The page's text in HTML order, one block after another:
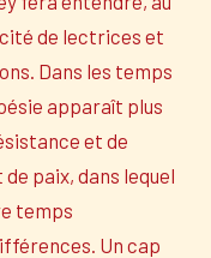
de lectrices et
Dans les temps
apparaît plus
et de
paix, dans lequel
temps
Un cap